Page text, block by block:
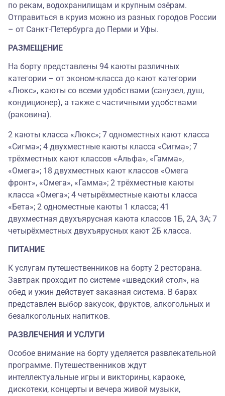
по рекам, водохранилищам и крупным озёрам.
Отправиться в круиз можно из разных городов России
– от Санкт-Петербурга до Перми и Уфы.
РАЗМЕЩЕНИЕ
На борту представлены 94 каюты различных
категории – от эконом-класса до кают категории
«Люкс», каюты со всеми удобствами (санузел, душ,
кондиционер), а также с частичными удобствами
(раковина).
2 каюты класса «Люкс»; 7 одноместных кают класса
«Сигма»; 4 двухместные каюты класса «Сигма»; 7
трёхместных кают классов «Альфа», «Гамма»,
«Омега»; 18 двухместных кают классов «Омега
фронт», «Омега», «Гамма»; 2 трёхместные каюты
класса «Омега»; 4 четырёхместные каюты класса
«Бета»; 2 одноместные каюты 1 класса; 41
двухместная двухъярусная каюта классов 1Б, 2А, 3А; 7
четырёхместных двухъярусных кают 2Б класса.
ПИТАНИЕ
К услугам путешественников на борту 2 ресторана.
Завтрак проходит по системе «шведский стол», на
обед и ужин действует заказная система. В барах
представлен выбор закусок, фруктов, алкогольных и
безалкогольных напитков.
РАЗВЛЕЧЕНИЯ И УСЛУГИ
Особое внимание на борту уделяется развлекательной
программе. Путешественников ждут
интеллектуальные игры и викторины, караоке,
дискотеки, концерты и вечера живой музыки,